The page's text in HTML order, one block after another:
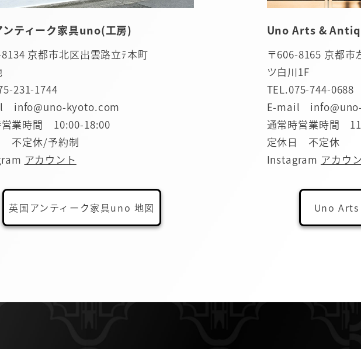
ンティーク家具uno(工房)
京都市北区出雲路立ﾃ本町
231-1744
info@uno-kyoto.com
営業時間 10:00-18:00
不定休/予約制
アカウント
英国アンティーク家具uno 地図
Uno Arts &
〒606-8165 京都市
ツ白川1F
TEL.075-744-0688
E-mail
通常時営業時間
定休日 不定休
Instagram アカウ
Uno